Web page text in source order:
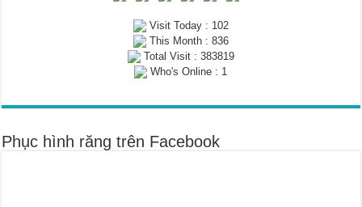
Visit Today : 102
This Month : 836
Total Visit : 383819
Who's Online : 1
Phục hình răng trên Facebook